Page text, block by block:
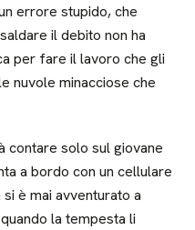
errore stupido, che
il debito non ha
per fare il lavoro che gli
nuvole minacciose che
contare solo sul giovane
a bordo con un cellulare
è mai avventurato a
la tempesta li